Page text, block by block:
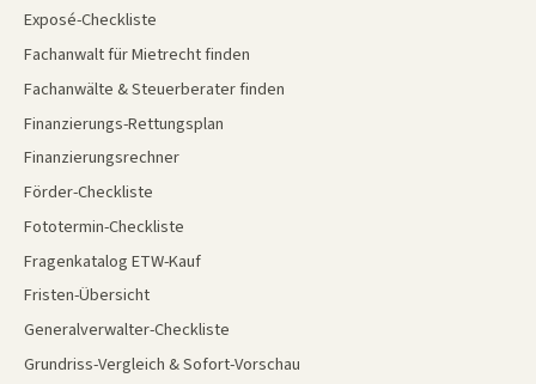
Exposé-Checkliste
Fachanwalt für Mietrecht finden
Fachanwälte & Steuerberater finden
Finanzierungs-Rettungsplan
Finanzierungsrechner
Förder-Checkliste
Fototermin-Checkliste
Fragenkatalog ETW-Kauf
Fristen-Übersicht
Generalverwalter-Checkliste
Grundriss-Vergleich & Sofort-Vorschau